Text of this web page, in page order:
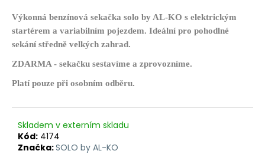
Výkonná benzínová sekačka solo by AL-KO s elektrickým
startérem a variabilním pojezdem. Ideální pro pohodlné
sekání středně velkých zahrad.
ZDARMA - sekačku sestavíme a zprovozníme.
Platí pouze při osobním odběru.
Skladem v externím skladu
Kód: 4174
Značka:SOLO by AL-KO
č
u
j
e
m
e